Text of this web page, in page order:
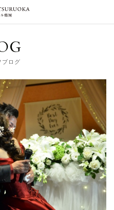
ブログ